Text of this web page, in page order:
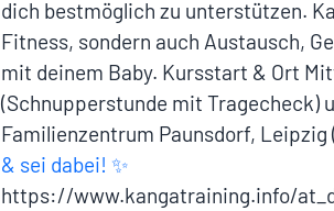
dich bestmöglich zu unterstützen.
Fitness, sondern auch Austausch,
mit deinem Baby. Kursstart & Ort
(Schnupperstunde mit Tragecheck)
Familienzentrum Paunsdorf, Leipzig
& sei dabei! ✨
https://www.kangatraining.info/